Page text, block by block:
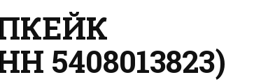
5408013823)